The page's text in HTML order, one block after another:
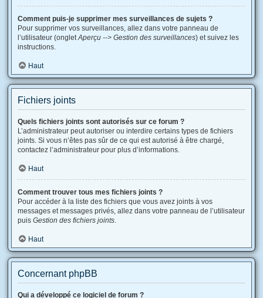
Comment puis-je supprimer mes surveillances de sujets ?
Pour supprimer vos surveillances, allez dans votre panneau de
l’utilisateur (ongletAperçu --> Gestion des surveillances) et suivez les
instructions.
Haut
Fichiers joints
Quels fichiers joints sont autorisés sur ce forum ?
L’administrateur peut autoriser ou interdire certains types de fichiers
joints. Si vous n’êtes pas sûr de ce qui est autorisé à être chargé,
contactez l’administrateur pour plus d’informations.
Haut
Comment trouver tous mes fichiers joints ?
Pour accéder à la liste des fichiers que vous avez joints à vos
messages et messages privés, allez dans votre panneau de l’utilisateur
puis Gestion des fichiers joints.
Haut
Concernant phpBB
Qui a développé ce logiciel de forum ?